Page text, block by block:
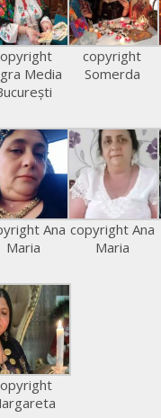
Media
copyright
Somerda
Ana
Maria
copyright Ana
Maria